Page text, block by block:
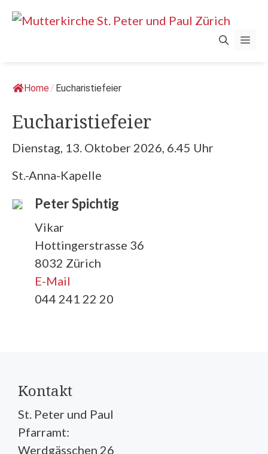
Springe
Home/ Eucharistiefeier
Eucharistiefeier
Dienstag, 13. Oktober 2026, 6.45 Uhr
St.-Anna-Kapelle
Peter Spichtig
Vikar
Hottingerstrasse 36
8032 Zürich
E-Mail
044 241 22 20
Kontakt
St. Peter und Paul
Pfarramt:
Werdgässchen 26